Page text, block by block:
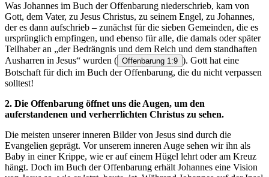
Was Johannes im Buch der Offenbarung niederschrieb, kam von
Gott, dem Vater, zu Jesus Christus, zu seinem Engel, zu Johannes,
der es dann aufschrieb – zunächst für die sieben Gemeinden, die es
ursprünglich empfingen, und ebenso für alle, die damals oder später
Teilhaber an „der Bedrängnis und dem Reich und dem standhaften
Ausharren in Jesus“ wurden ( Offenbarung 1:9 ). Gott hat eine
Botschaft für dich im Buch der Offenbarung, die du nicht verpassen
solltest!
2. Die Offenbarung öffnet uns die Augen, um den
auferstandenen und verherrlichten Christus zu sehen.
Die meisten unserer inneren Bilder von Jesus sind durch die
Evangelien geprägt. Vor unserem inneren Auge sehen wir ihn als
Baby in einer Krippe, wie er auf einem Hügel lehrt oder am Kreuz
hängt. Doch im Buch der Offenbarung erhält Johannes eine Vision